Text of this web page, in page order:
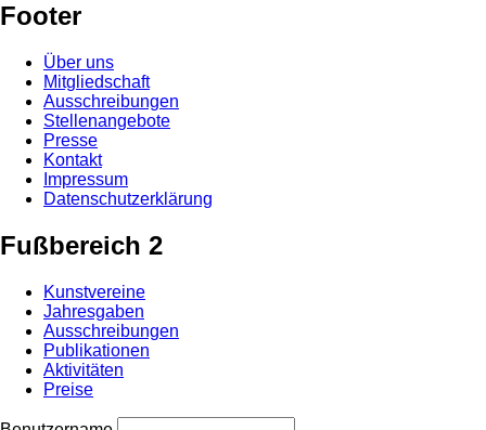
Footer
Über uns
Mitgliedschaft
Ausschreibungen
Stellenangebote
Presse
Kontakt
Impressum
Datenschutzerklärung
Fußbereich 2
Kunstvereine
Jahresgaben
Ausschreibungen
Publikationen
Aktivitäten
Preise